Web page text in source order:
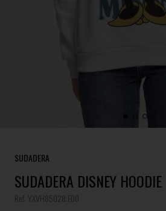
SUDADERA
SUDADERA DISNEY HOODIE
Ref. YXVH85028.E00